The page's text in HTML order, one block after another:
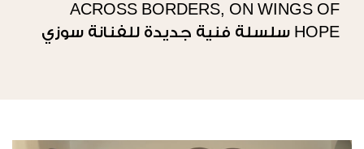
ACROSS BORDERS, ON WINGS OF
HOPE سلسلة فنية جديدة للفنانة سوزي